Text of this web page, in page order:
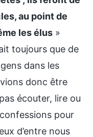
au point de
les élus »
toujours que de
dans les
donc être
écouter, lire ou
pour
d’entre nous